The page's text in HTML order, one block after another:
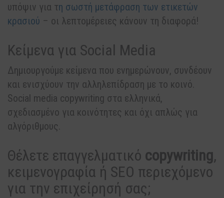
υπόψιν για τη σωστή μετάφραση των ετικετών
κρασιού – οι λεπτομέρειες κάνουν τη διαφορά!
Κείμενα για Social Media
Δημιουργούμε κείμενα που ενημερώνουν, συνδέουν
και ενισχύουν την αλληλεπίδραση με το κοινό.
Social media copywriting στα ελληνικά,
σχεδιασμένο για κοινότητες και όχι απλώς για
αλγόριθμους.
Θέλετε επαγγελματικό copywriting,
κειμενογραφία ή SEO περιεχόμενο
για την επιχείρησή σας;